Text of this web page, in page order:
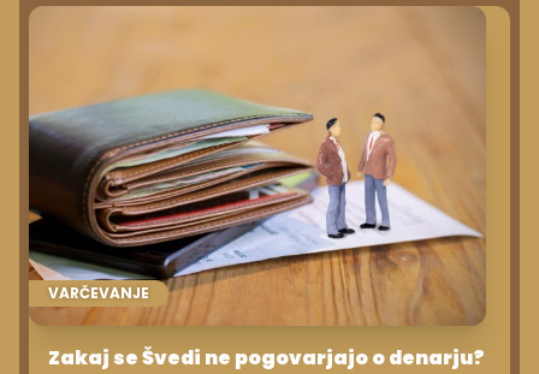
VARČEVANJE
Zakaj se Švedi ne pogovarjajo o denarju?